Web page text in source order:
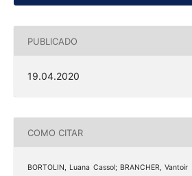
PUBLICADO
19.04.2020
COMO CITAR
BORTOLIN, Luana Cassol; BRANCHER, Vantoir